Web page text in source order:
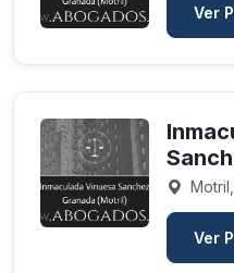
Ver
Ver